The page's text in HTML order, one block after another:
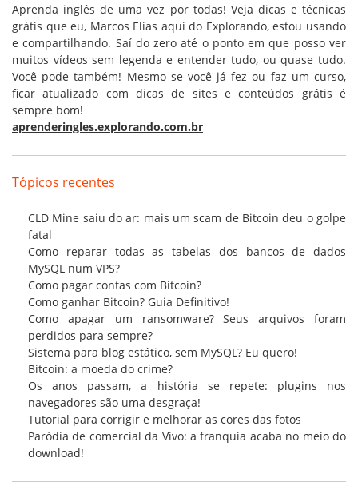
Aprenda inglês de uma vez por todas! Veja dicas e técnicas
grátis que eu, Marcos Elias aqui do Explorando, estou usando
e compartilhando. Saí do zero até o ponto em que posso ver
muitos vídeos sem legenda e entender tudo, ou quase tudo.
Você pode também! Mesmo se você já fez ou faz um curso,
ficar atualizado com dicas de sites e conteúdos grátis é
sempre bom!
aprenderingles.explorando.com.br
Tópicos recentes
CLD Mine saiu do ar: mais um scam de Bitcoin deu o golpe
fatal
Como reparar todas as tabelas dos bancos de dados
MySQL num VPS?
Como pagar contas com Bitcoin?
Como ganhar Bitcoin? Guia Definitivo!
Como apagar um ransomware? Seus arquivos foram
perdidos para sempre?
Sistema para blog estático, sem MySQL? Eu quero!
Bitcoin: a moeda do crime?
Os anos passam, a história se repete: plugins nos
navegadores são uma desgraça!
Tutorial para corrigir e melhorar as cores das fotos
Paródia de comercial da Vivo: a franquia acaba no meio do
download!